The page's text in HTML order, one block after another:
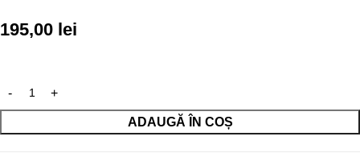
195,00 lei
ADAUGĂ ÎN COȘ